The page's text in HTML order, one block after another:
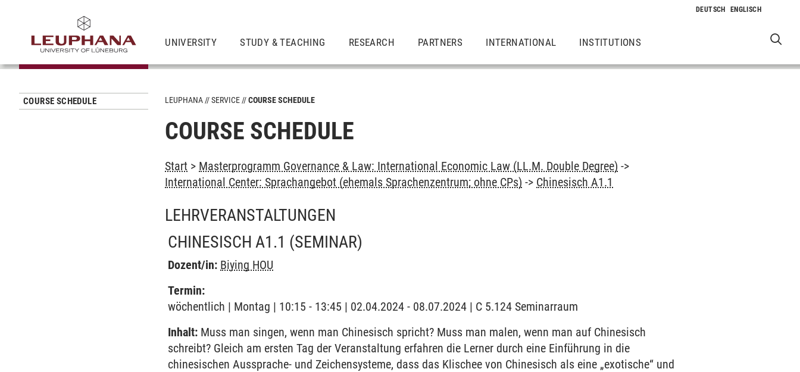
UNIVERSITY STUDY & TEACHING RESEARCH PARTNERS INTERNATIONAL INSTITUTIONS
COURSE SCHEDULE LEUPHANA SERVICE COURSE SCHEDULE
COURSE SCHEDULE
Start > Masterprogramm Governance & Law: International Economic Law (LL.M. Double Degree) ->
International Center: Sprachangebot (ehemals Sprachenzentrum; ohne CPs) -> Chinesisch A1.1
LEHRVERANSTALTUNGEN
CHINESISCH A1.1 (SEMINAR)
Dozent/in: Biying HOU
Termin:
wöchentlich | Montag | 10:15 - 13:45 | 02.04.2024 - 08.07.2024 | C 5.124 Seminarraum
Inhalt: Muss man singen, wenn man Chinesisch spricht? Muss man malen, wenn man auf Chinesisch
schreibt? Gleich am ersten Tag der Veranstaltung erfahren die Lerner durch eine Einführung in die
chinesischen Aussprache- und Zeichensysteme, dass das Klischee von Chinesisch als eine „exotische“ und